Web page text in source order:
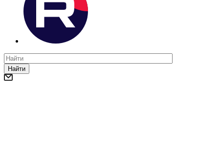
Найти